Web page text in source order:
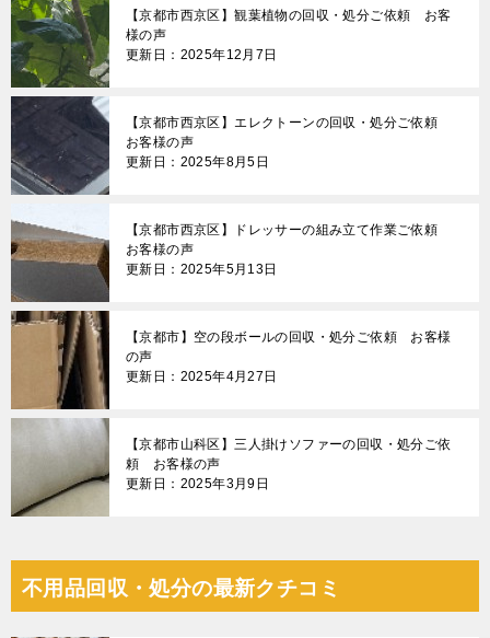
【京都市西京区】観葉植物の回収・処分ご依頼 お客
様の声
更新日：2025年12月7日
【京都市西京区】エレクトーンの回収・処分ご依頼
お客様の声
更新日：2025年8月5日
【京都市西京区】ドレッサーの組み立て作業ご依頼
お客様の声
更新日：2025年5月13日
【京都市】空の段ボールの回収・処分ご依頼 お客様
の声
更新日：2025年4月27日
【京都市山科区】三人掛けソファーの回収・処分ご依
頼 お客様の声
更新日：2025年3月9日
不用品回収・処分の最新クチコミ